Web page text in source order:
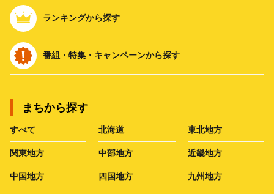
ランキングから探す
番組・特集・キャンペーンから探す
まちから探す
すべて 北海道 東北地方
関東地方 中部地方 近畿地方
中国地方 四国地方 九州地方